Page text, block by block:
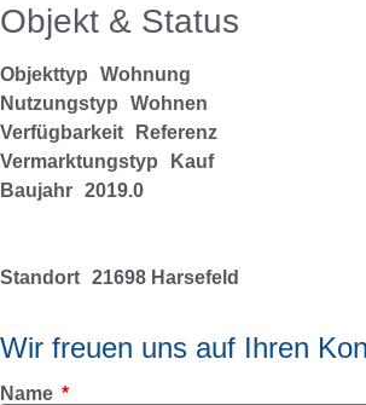
Objekt & Status
Objekttyp
Wohnung
Nutzungstyp
Wohnen
Verfügbarkeit
Referenz
Vermarktungstyp
Kauf
Baujahr 2019.0
Standort 21698 Harsefeld
Wir freuen uns auf Ihren
Name